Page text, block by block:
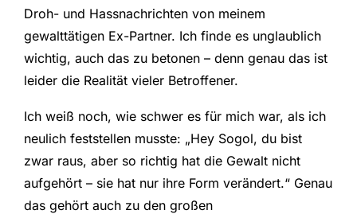
Droh- und Hassnachrichten von meinem
gewalttätigen Ex-Partner. Ich finde es unglaublich
wichtig, auch das zu betonen – denn genau das ist
leider die Realität vieler Betroffener.
Ich weiß noch, wie schwer es für mich war, als ich
neulich feststellen musste: „Hey Sogol, du bist
zwar raus, aber so richtig hat die Gewalt nicht
aufgehört – sie hat nur ihre Form verändert.“ Genau
das gehört auch zu den großen